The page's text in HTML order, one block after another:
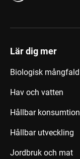
Lär dig mer
Biologisk mångfald
Hav och vatten
Hållbar konsumtion
Hållbar utveckling
Jordbruk och mat